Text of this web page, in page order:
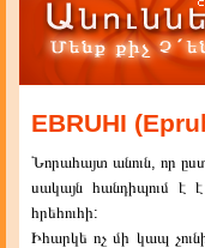
EBRUHI
Նորահայտ անուն, որ
սակայն հանդիպում է
հրեհուհի:
Իհարկե ոչ մի կապ